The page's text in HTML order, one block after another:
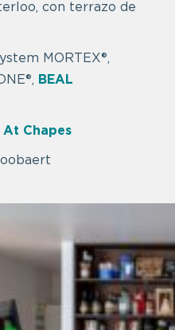
con terrazo de
MORTEX®,
BEAL
At Chapes